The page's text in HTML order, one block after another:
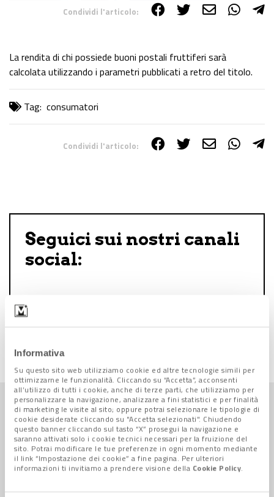
Informativa
Su questo sito web utilizziamo cookie ed altre tecnologie simili per
ottimizzarne le funzionalità. Cliccando su “Accetta”, acconsenti
all’utilizzo di tutti i cookie, anche di terze parti, che utilizziamo per
personalizzare la navigazione, analizzare a fini statistici e per finalità
di marketing le visite al sito; oppure potrai selezionare le tipologie di
cookie desiderate cliccando su "Accetta selezionati". Chiudendo
questo banner cliccando sul tasto “X” prosegui la navigazione e
saranno attivati solo i cookie tecnici necessari per la fruizione del
sito. Potrai modificare le tue preferenze in ogni momento mediante
il link “Impostazione dei cookie” a fine pagina. Per ulteriori
informazioni ti invitiamo a prendere visione della Cookie Policy.
Condividi l'articolo:
La rendita di chi possiede buoni postali fruttiferi sarà
calcolata utilizzando i parametri pubblicati a retro del titolo.
Tag: consumatori
Condividi l'articolo:
Seguici sui nostri canali
social:
Follow us on Facebook
Follow us on Instagram
Economia + TUTTE LE NEWS